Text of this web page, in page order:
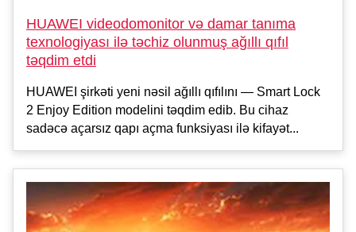
HUAWEI videodomonitor və damar tanıma
texnologiyası ilə təchiz olunmuş ağıllı qıfıl
təqdim etdi
HUAWEI şirkəti yeni nəsil ağıllı qıfılını — Smart Lock
2 Enjoy Edition modelini təqdim edib. Bu cihaz
sadəcə açarsız qapı açma funksiyası ilə kifayət...